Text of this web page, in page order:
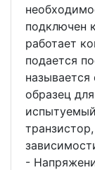
подключен
работает
подается
образец
-